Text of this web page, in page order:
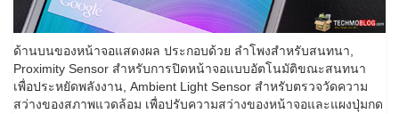
ด้านบนของหน้าจอแสดงผล ประกอบด้วย ลำโพงสำหรับสนทนา,
Proximity Sensor สำหรับการปิดหน้าจอแบบอัตโนมัติขณะสนทนา
เพื่อประหยัดพลังงาน, Ambient Light Sensor สำหรับตรวจวัดความ
สว่างของสภาพแวดล้อม เพื่อปรับความสว่างของหน้าจอและแผงปุ่มกด